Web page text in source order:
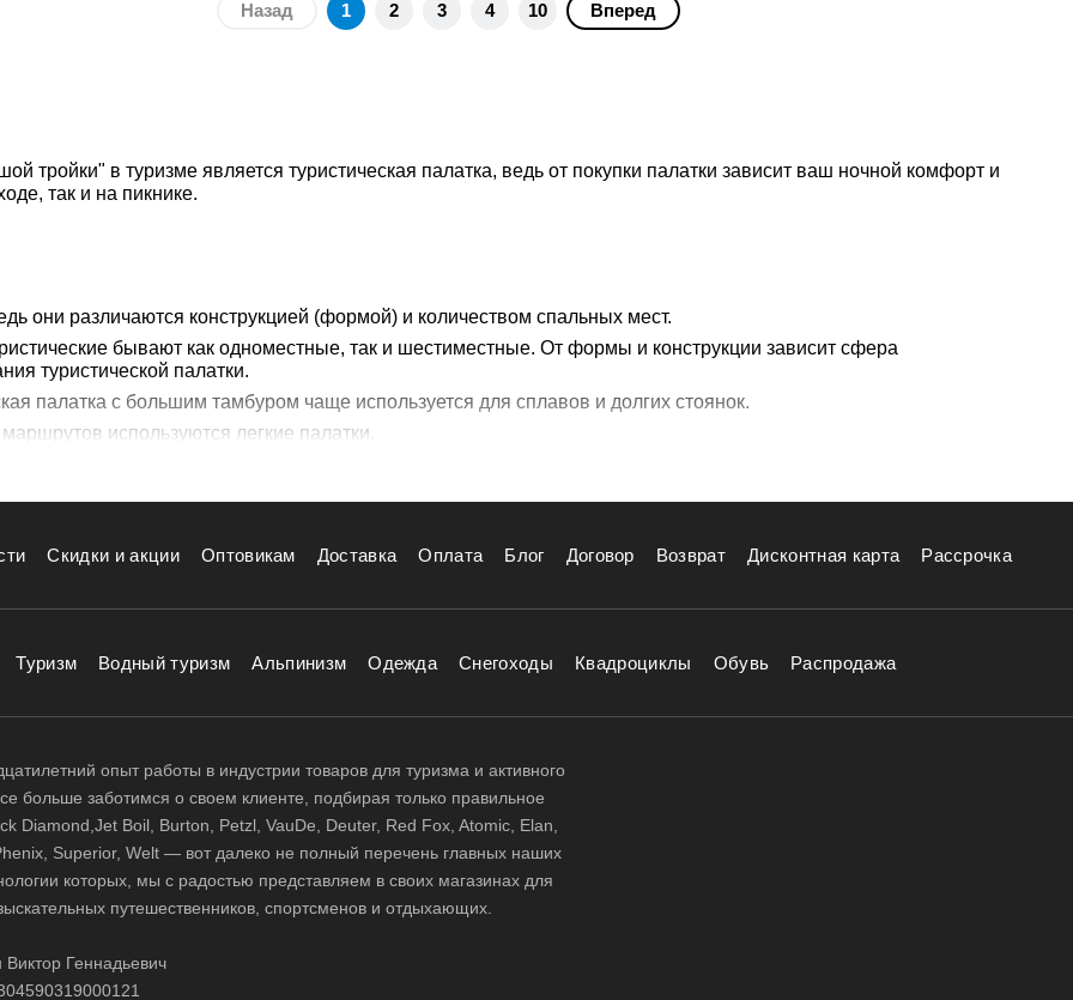
Назад 1 2 3 4 10 Вперед
тройки" в туризме является туристическая палатка, ведь от покупки палатки зависит ваш ночной комфорт и
так и на пикнике.
они различаются конструкцией (формой) и количеством спальных мест.
бывают как одноместные, так и шестиместные. От формы и конструкции зависит сфера
туристической палатки.
палатка с большим тамбуром чаще используется для сплавов и долгих стоянок.
используются легкие палатки.
Скидки и акции Оптовикам Доставка Оплата Блог Договор Возврат Дисконтная карта Рассрочка
Туризм Водный туризм Альпинизм Одежда Снегоходы Квадроциклы Обувь Распродажа
опыт работы в индустрии товаров для туризма и активного
больше заботимся о своем клиенте, подбирая только правильное
Diamond,Jet Boil, Burton, Petzl, VauDe, Deuter, Red Fox, Atomic, Elan,
Superior, Welt — вот далеко не полный перечень главных наших
которых, мы с радостью представляем в своих магазинах для
путешественников, спортсменов и отдыхающих.
Геннадьевич